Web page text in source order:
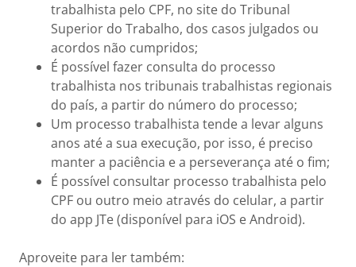
trabalhista pelo CPF, no site do Tribunal
Superior do Trabalho, dos casos julgados ou
acordos não cumpridos;
É possível fazer consulta do processo
trabalhista nos tribunais trabalhistas regionais
do país, a partir do número do processo;
Um processo trabalhista tende a levar alguns
anos até a sua execução, por isso, é preciso
manter a paciência e a perseverança até o fim;
É possível consultar processo trabalhista pelo
CPF ou outro meio através do celular, a partir
do app JTe (disponível para iOS e Android).
Aproveite para ler também: